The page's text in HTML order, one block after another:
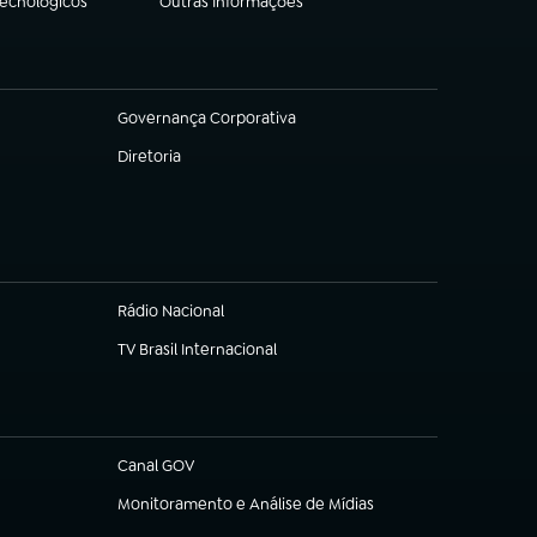
(abre em nova aba)
Governança Corporativa
(abre em nova aba)
Diretoria
(abre em nova aba)
Rádio Nacional
TV Brasil Internacional
(abre em nova aba)
Canal GOV
(abre em nova aba)
Monitoramento e Análise de Mídias
(abre em nova aba)